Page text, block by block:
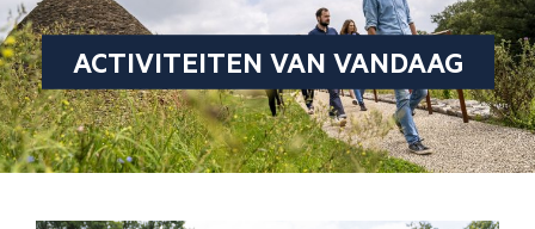
ACTIVITEITEN VAN VANDAAG